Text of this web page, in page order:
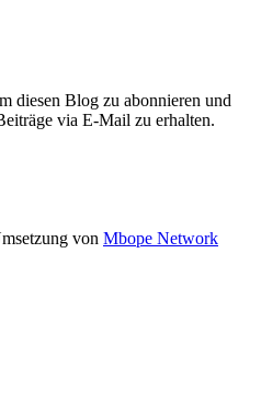
diesen Blog zu abonnieren und
via E-Mail zu erhalten.
von Mbope Network